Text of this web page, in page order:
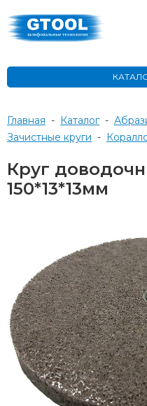
Главная - Каталог -
Зачистные круги -
Круг
150*13*13мм